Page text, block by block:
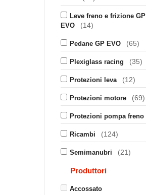
Leve freno e frizione GP
EVO
(14)
Pedane GP EVO (65)
Plexiglass racing (35)
Protezioni leva (12)
Protezioni motore (69)
Protezioni pompa freno
Ricambi (124)
Semimanubri (21)
Produttori
Accossato